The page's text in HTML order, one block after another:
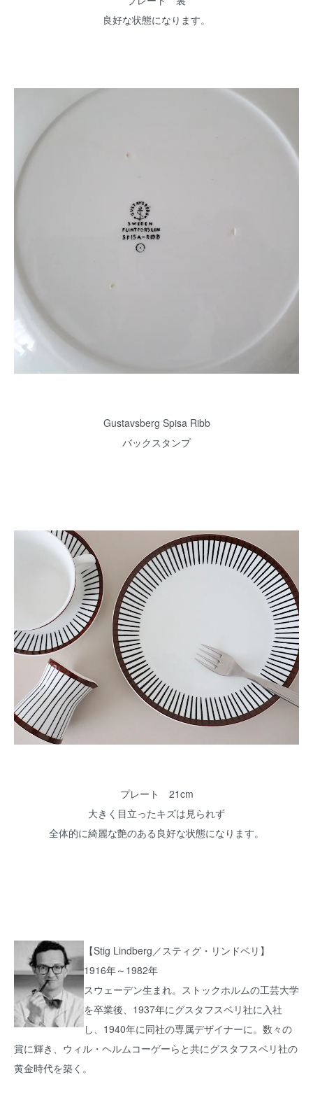
良好な状態になります。
Gustavsberg Spisa Ribb
バックスタンプ
プレート 21cm
大きく目立ったキズは見られず
全体的に綺麗な艶のある良好な状態になります。
【Stig Lindberg／スティグ・リンドベリ】
1916年～1982年
スウェーデン生まれ。ストックホルムの工芸大学
を卒業後、1937年にグスタフスベリ社に入社
し、1940年に同社の専属デザイナーに。数々の
賞に輝き、ウィル・ヘルムコーゲーらと共にグスタフスベリ社の
黄金時代を築く。